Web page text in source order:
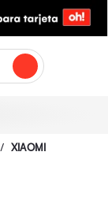
XIAOMI